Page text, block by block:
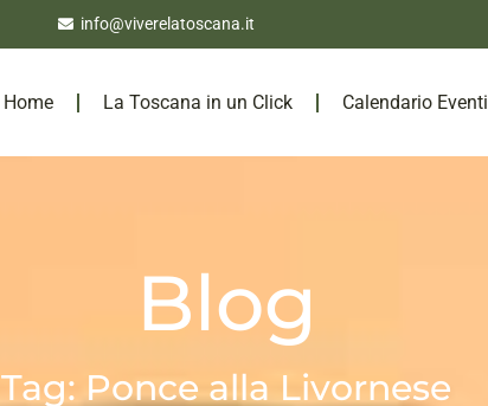
info@viverelatoscana.it
Home La Toscana in un Click Calendario Eventi
Blog
Tag: Ponce alla Livornese